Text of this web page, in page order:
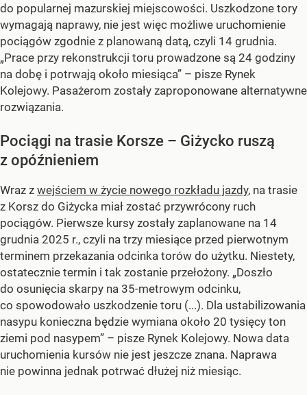
do popularnej mazurskiej miejscowości. Uszkodzone tory
wymagają naprawy, nie jest więc możliwe uruchomienie
pociągów zgodnie z planowaną datą, czyli 14 grudnia.
„Prace przy rekonstrukcji toru prowadzone są 24 godziny
na dobę i potrwają około miesiąca” – pisze Rynek
Kolejowy. Pasażerom zostały zaproponowane alternatywne
rozwiązania.
Pociągi na trasie Korsze – Giżycko ruszą
z opóźnieniem
Wraz z wejściem w życie nowego rozkładu jazdy, na trasie
z Korsz do Giżycka miał zostać przywrócony ruch
pociągów. Pierwsze kursy zostały zaplanowane na 14
grudnia 2025 r., czyli na trzy miesiące przed pierwotnym
terminem przekazania odcinka torów do użytku. Niestety,
ostatecznie termin i tak zostanie przełożony. „Doszło
do osunięcia skarpy na 35-metrowym odcinku,
co spowodowało uszkodzenie toru (...). Dla ustabilizowania
nasypu konieczna będzie wymiana około 20 tysięcy ton
ziemi pod nasypem” – pisze Rynek Kolejowy. Nowa data
uruchomienia kursów nie jest jeszcze znana. Naprawa
nie powinna jednak potrwać dłużej niż miesiąc.